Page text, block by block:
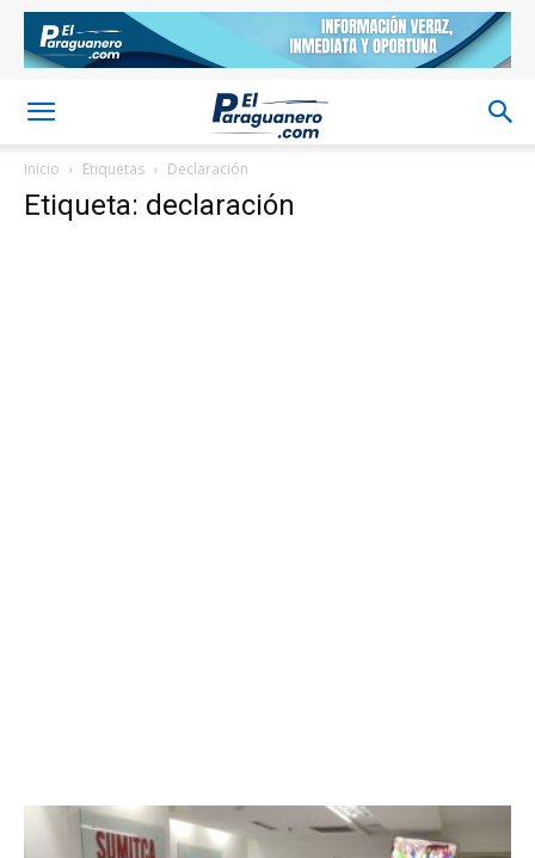
Inicio Etiquetas Declaración
Etiqueta: declaración